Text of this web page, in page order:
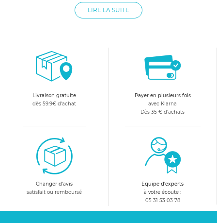
par allobébé vous fournissent des coussins d'allaitement pas
chers, ergonomiques et pensés pour soulager le dos des
plus de sourires à la mère comme à l'enfant, qui pourront
également se regarder les yeux dans les yeux très facilement,
pour un instant de tendresse pendant l'allaitement.
LIRE LA SUITE
Livraison gratuite
dès 59.9€ d'achat
Payer en plusieurs fois
avec Klarna
Dès 35 € d'achats
Changer d'avis
satisfait ou remboursé
Equipe d'experts
à votre écoute :
05 31 53 03 78